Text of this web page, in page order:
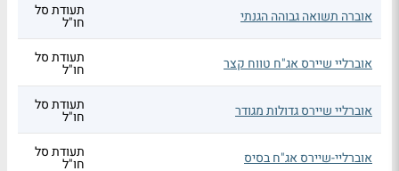
אוברה תשואה גבוהה הגנתי תעודת סל
חו"ל
אוברליי שיירס אג"ח טווח קצר תעודת סל
חו"ל
אוברליי שיירס גדולות מגודר תעודת סל
חו"ל
אוברליי-שיירס אג"ח בסיס תעודת סל
חו"ל